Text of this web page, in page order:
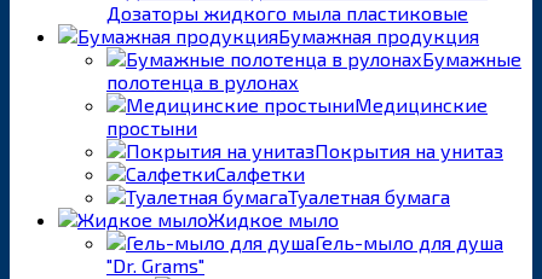
Дозаторы жидкого мыла пластиковые
Бумажная продукция
Бумажные
полотенца в рулонах
Медицинские
простыни
Покрытия на унитаз
Салфетки
Туалетная бумага
Жидкое мыло
Гель-мыло для душа
"Dr. Grams"